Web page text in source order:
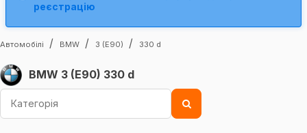
реєстрацію
Автомобілі BMW 3 (E90) 330 d
BMW 3 (E90) 330 d